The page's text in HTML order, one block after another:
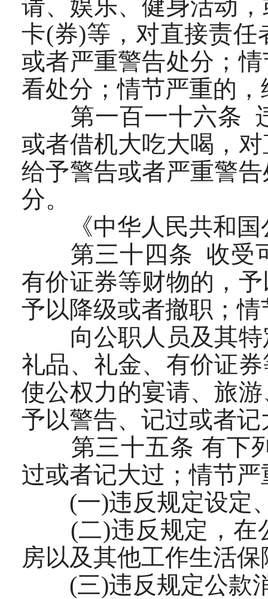
请、娱乐、健身活动
卡(券)等，对直接责任
或者严重警告处分；
看处分；情节严重的
第一百一十六条 违
或者借机大吃大喝，
给予警告或者严重警
分。
《中华人民共和国
第三十四条 收受可
有价证券等财物的，
予以降级或者撤职；
向公职人员及其特
礼品、礼金、有价证
使公权力的宴请、旅
予以警告、记过或者
第三十五条 有下列
过或者记大过；情节
(一)违反规定设定、
(二)违反规定，在
房以及其他工作生活
(三)违反规定公款